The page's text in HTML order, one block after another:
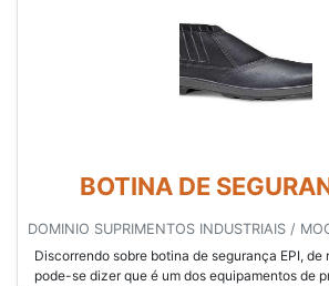
BOTINA DE
DOMINIO SUPRIMENTOS INDUSTRIAIS /
Discorrendo sobre botina de segurança EPI,
pode-se dizer que é um dos equipamentos de